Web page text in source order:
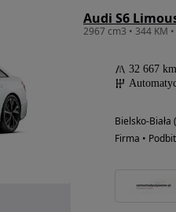
Audi S6
32 667 km
Bielsko-Biała
Firma •